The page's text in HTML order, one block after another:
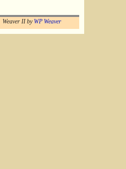
Weaver II by WP Weaver